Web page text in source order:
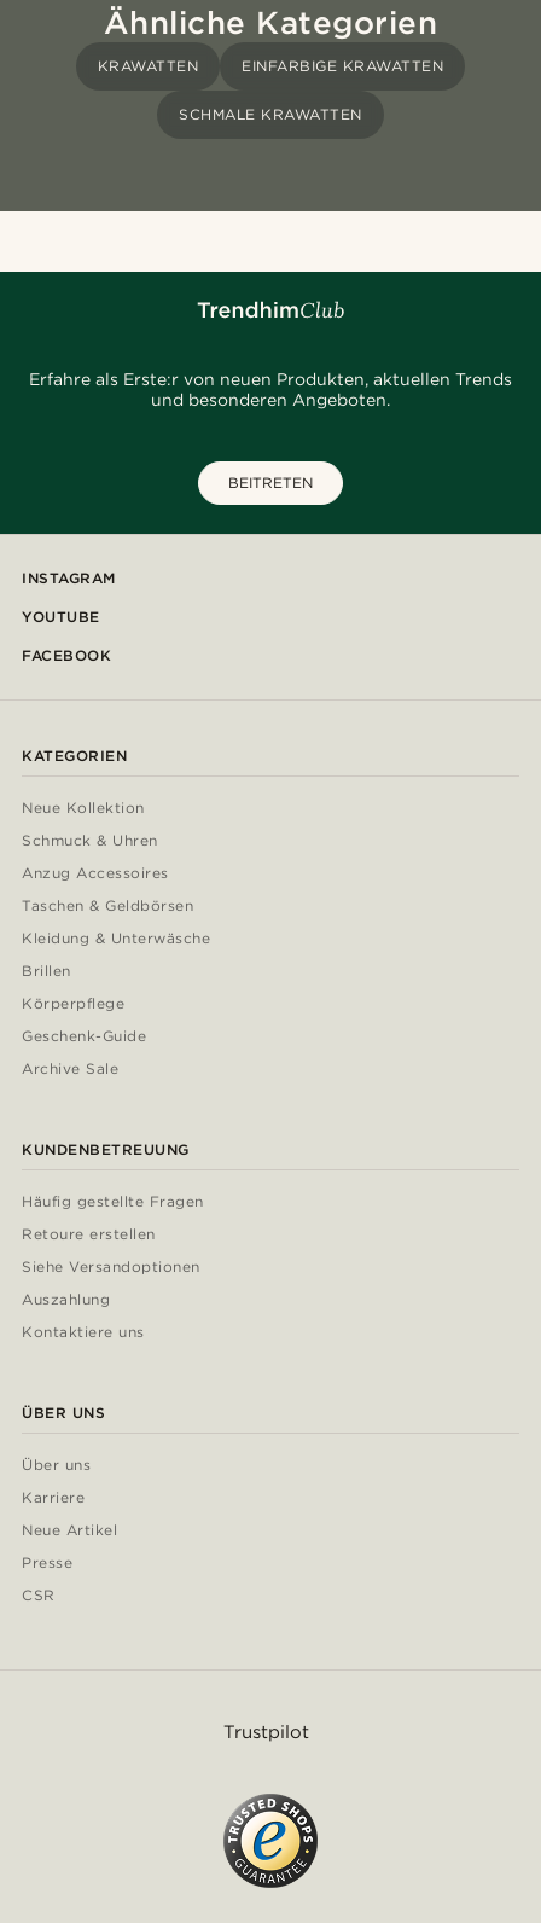
Ähnliche Kategorien
KRAWATTEN EINFARBIGE KRAWATTEN
SCHMALE KRAWATTEN
Erfahre als Erste:r von neuen Produkten, aktuellen Trends
und besonderen Angeboten.
BEITRETEN
INSTAGRAM
YOUTUBE
FACEBOOK
KATEGORIEN
Neue Kollektion
Schmuck & Uhren
Anzug Accessoires
Taschen & Geldbörsen
Kleidung & Unterwäsche
Brillen
Körperpflege
Geschenk-Guide
Archive Sale
KUNDENBETREUUNG
Häufig gestellte Fragen
Retoure erstellen
Siehe Versandoptionen
Auszahlung
Kontaktiere uns
ÜBER UNS
Über uns
Karriere
Neue Artikel
Presse
CSR
Trustpilot